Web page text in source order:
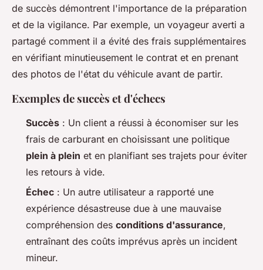
de succès démontrent l'importance de la préparation
et de la vigilance. Par exemple, un voyageur averti a
partagé comment il a évité des frais supplémentaires
en vérifiant minutieusement le contrat et en prenant
des photos de l'état du véhicule avant de partir.
Exemples de succès et d'échecs
Succès : Un client a réussi à économiser sur les
frais de carburant en choisissant une politique
plein à plein et en planifiant ses trajets pour éviter
les retours à vide.
Échec : Un autre utilisateur a rapporté une
expérience désastreuse due à une mauvaise
compréhension des conditions d'assurance,
entraînant des coûts imprévus après un incident
mineur.